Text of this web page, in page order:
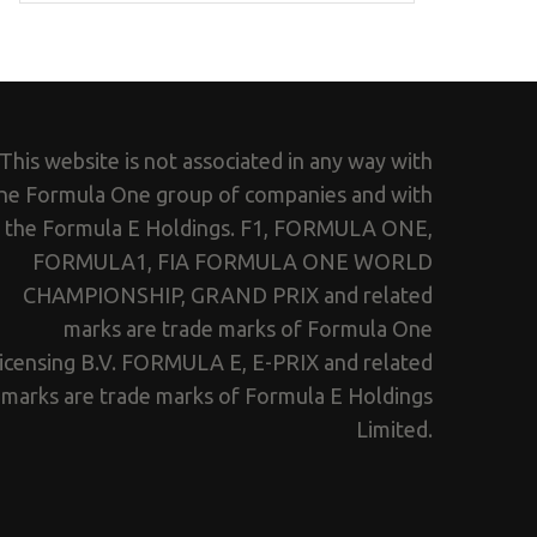
This website is not associated in any way with
Formula One group of companies and with
the Formula E Holdings. F1, FORMULA ONE,
FORMULA1, FIA FORMULA ONE WORLD
CHAMPIONSHIP, GRAND PRIX and related
marks are trade marks of Formula One
B.V. FORMULA E, E-PRIX and related
marks are trade marks of Formula E Holdings
Limited.